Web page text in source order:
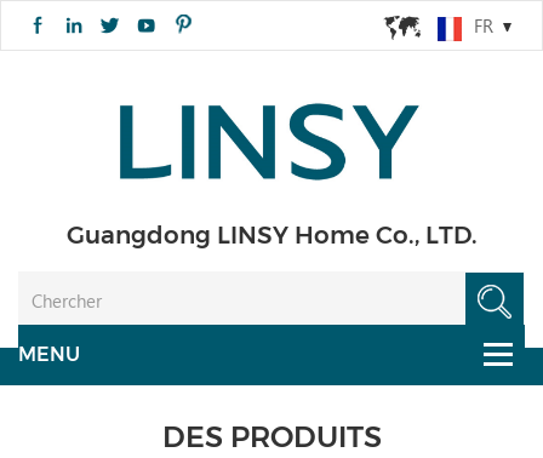
FR
Guangdong LINSY Home Co., LTD.
DES PRODUITS